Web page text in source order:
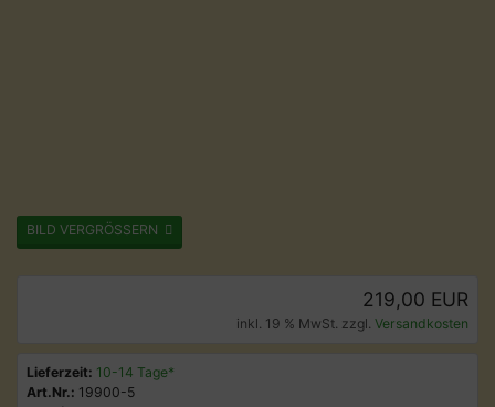
BILD VERGRÖSSERN
219,00 EUR
inkl. 19 % MwSt. zzgl. Versandkosten
Lieferzeit: 10-14 Tage*
Art.Nr.: 19900-5